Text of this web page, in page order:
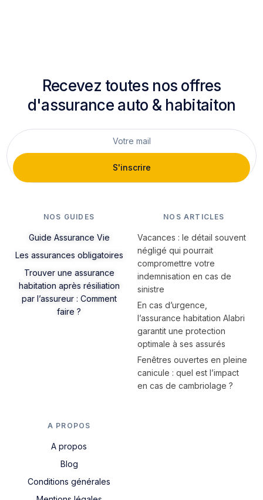
Recevez toutes nos offres
d'assurance auto & habitaiton
S'inscrire
NOS GUIDES
Guide Assurance Vie
Les assurances obligatoires
Trouver une assurance
habitation après résiliation
par l’assureur : Comment
faire ?
NOS ARTICLES
Vacances : le détail souvent
négligé qui pourrait
compromettre votre
indemnisation en cas de
sinistre
En cas d’urgence,
l’assurance habitation Alabri
garantit une protection
optimale à ses assurés
Fenêtres ouvertes en pleine
canicule : quel est l’impact
en cas de cambriolage ?
A PROPOS
A propos
Blog
Conditions générales